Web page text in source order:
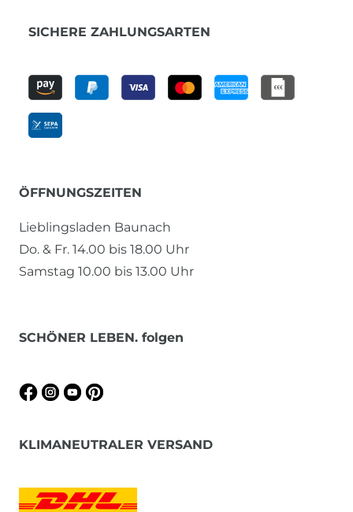
SICHERE ZAHLUNGSARTEN
ÖFFNUNGSZEITEN
Lieblingsladen Baunach
Do. & Fr. 14.00 bis 18.00 Uhr
Samstag 10.00 bis 13.00 Uhr
SCHÖNER LEBEN. folgen
KLIMANEUTRALER VERSAND